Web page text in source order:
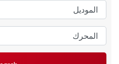
الموديل
المحرك